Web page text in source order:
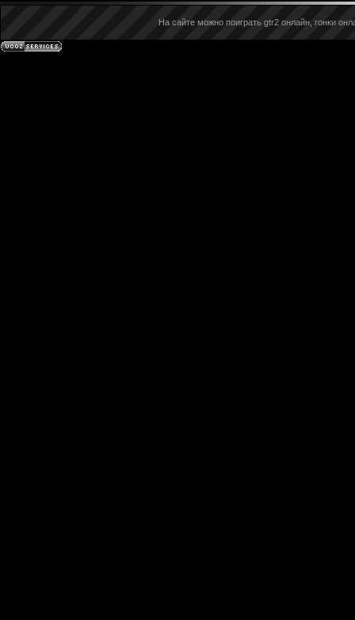
На сайте можно поиграть gtr2 онлайн, гонки